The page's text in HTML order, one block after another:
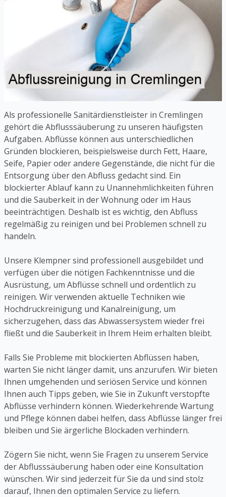
Als professionelle Sanitärdienstleister in Cremlingen
gehört die Abflusssäuberung zu unseren häufigsten
Aufgaben. Abflüsse können aus unterschiedlichen
Gründen blockieren, beispielsweise durch Fett, Haare,
Seife, Papier oder andere Gegenstände, die nicht für die
Entsorgung über den Abfluss gedacht sind. Ein
blockierter Ablauf kann zu Unannehmlichkeiten führen
und die Sauberkeit in der Wohnung oder im Haus
beeinträchtigen. Deshalb ist es wichtig, den Abfluss
regelmäßig zu reinigen und bei Problemen schnell zu
handeln.
Unsere Klempner sind professionell ausgebildet und
verfügen über die nötigen Fachkenntnisse und die
Ausrüstung, um Abflüsse schnell und ordentlich zu
reinigen. Wir verwenden aktuelle Techniken wie
Hochdruckreinigung und Kanalreinigung, um
sicherzugehen, dass das Abwassersystem wieder frei
fließt und die Sauberkeit in Ihrem Heim erhalten bleibt.
Falls Sie Probleme mit blockierten Abflüssen haben,
warten Sie nicht länger damit, uns anzurufen. Wir bieten
Ihnen umgehenden und seriösen Service und können
Ihnen auch Tipps geben, wie Sie in Zukunft verstopfte
Abflüsse verhindern können. Wiederkehrende Wartung
und Pflege können dabei helfen, dass Abflüsse länger frei
bleiben und Sie ärgerliche Blockaden verhindern.
Zögern Sie nicht, wenn Sie Fragen zu unserem Service
der Abflusssäuberung haben oder eine Konsultation
wünschen. Wir sind jederzeit für Sie da und sind stolz
darauf, Ihnen den optimalen Service zu liefern.